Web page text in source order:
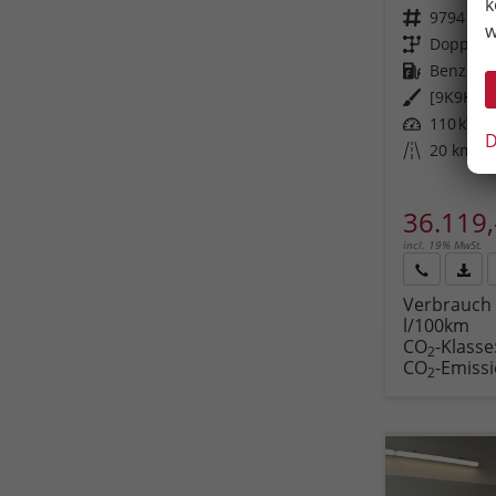
Fahrzeugnr. 97941
Getriebe
Kraftstoff Benzin
Außenfarbe [9K9K]
Leistung 110 kW
Kilometerstand 20 km
incl. 19% MwSt.
anfordern
l/100km
CO2-Klasse:
CO2-